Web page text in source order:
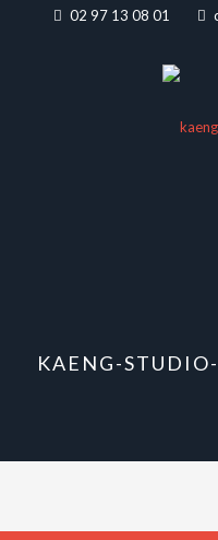
02 97 13 08 01
KAENG-